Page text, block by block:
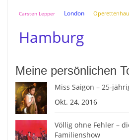
Carsten Lepper London
Hamburg
Meine persönlichen
Miss Saigon – 25-
Okt. 24, 2016
Völlig ohne Fehler –
Familienshow